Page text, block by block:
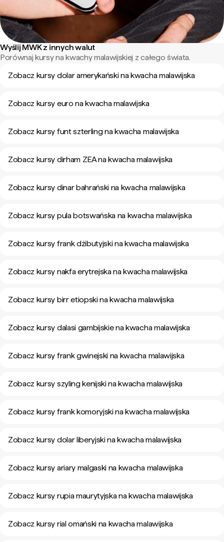
Wyślij MWK z innych walut
Porównaj kursy na kwachy malawijskiej z całego świata.
Zobacz kursy dolar amerykański na kwacha malawijska
Zobacz kursy euro na kwacha malawijska
Zobacz kursy funt szterling na kwacha malawijska
Zobacz kursy dirham ZEA na kwacha malawijska
Zobacz kursy dinar bahrański na kwacha malawijska
Zobacz kursy pula botswańska na kwacha malawijska
Zobacz kursy frank dżibutyjski na kwacha malawijska
Zobacz kursy nakfa erytrejska na kwacha malawijska
Zobacz kursy birr etiopski na kwacha malawijska
Zobacz kursy dalasi gambijskie na kwacha malawijska
Zobacz kursy frank gwinejski na kwacha malawijska
Zobacz kursy szyling kenijski na kwacha malawijska
Zobacz kursy frank komoryjski na kwacha malawijska
Zobacz kursy dolar liberyjski na kwacha malawijska
Zobacz kursy ariary malgaski na kwacha malawijska
Zobacz kursy rupia maurytyjska na kwacha malawijska
Zobacz kursy rial omański na kwacha malawijska